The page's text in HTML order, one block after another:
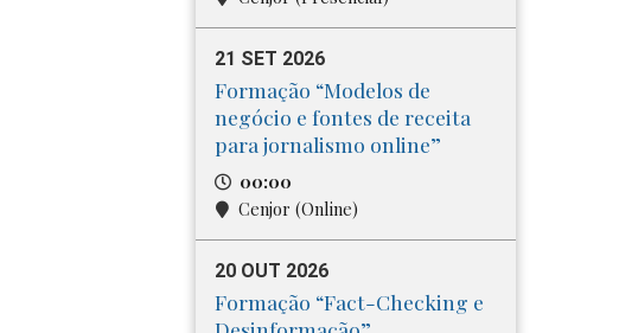
21 SET 2026
Formação “Modelos de
negócio e fontes de receita
para jornalismo online”
00:00
Cenjor (Online)
20 OUT 2026
Formação “Fact-Checking e